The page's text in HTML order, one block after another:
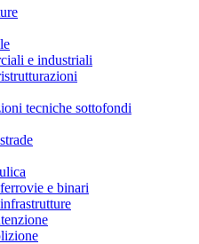
e industriali
tecniche sottofondi
e binari